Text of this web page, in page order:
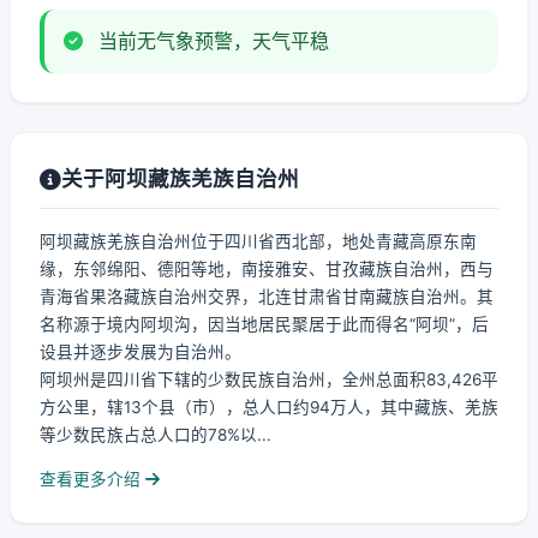
当前无气象预警，天气平稳
关于阿坝藏族羌族自治州
阿坝藏族羌族自治州位于四川省西北部，地处青藏高原东南
缘，东邻绵阳、德阳等地，南接雅安、甘孜藏族自治州，西与
青海省果洛藏族自治州交界，北连甘肃省甘南藏族自治州。其
名称源于境内阿坝沟，因当地居民聚居于此而得名“阿坝”，后
设县并逐步发展为自治州。
阿坝州是四川省下辖的少数民族自治州，全州总面积83,426平
方公里，辖13个县（市），总人口约94万人，其中藏族、羌族
等少数民族占总人口的78%以...
查看更多介绍